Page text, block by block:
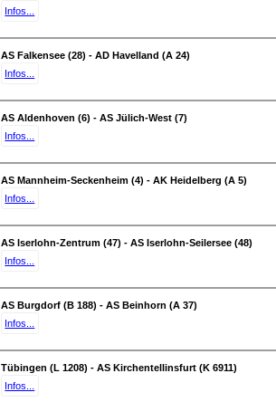
Infos...
AS Falkensee (28) - AD Havelland (A 24)
Infos...
AS Aldenhoven (6) - AS Jülich-West (7)
Infos...
AS Mannheim-Seckenheim (4) - AK Heidelberg (A 5)
Infos...
AS Iserlohn-Zentrum (47) - AS Iserlohn-Seilersee (48)
Infos...
AS Burgdorf (B 188) - AS Beinhorn (A 37)
Infos...
Tübingen (L 1208) - AS Kirchentellinsfurt (K 6911)
Infos...